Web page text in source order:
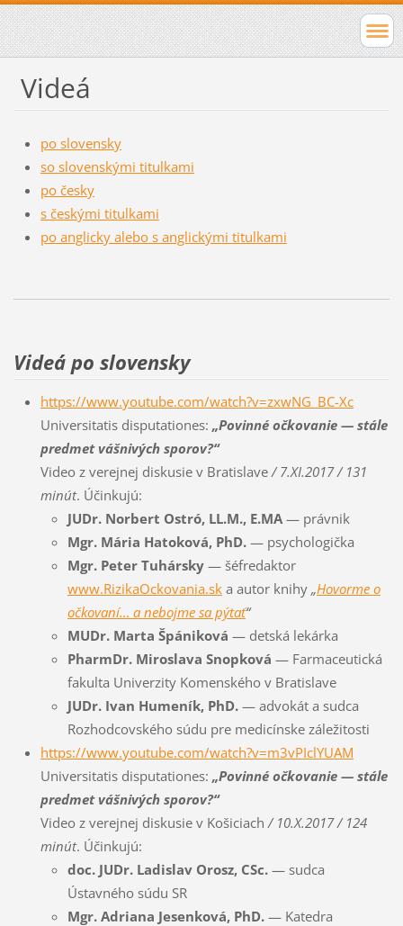
Videá
po slovensky
so slovenskými titulkami
po česky
s českými titulkami
po anglicky alebo s anglickými titulkami
Videá po slovensky
https://www.youtube.com/watch?v=zxwNG_BC-Xc
Universitatis disputationes: „Povinné očkovanie — stále
predmet vášnivých sporov?“
Video z verejnej diskusie v Bratislave / 7.XI.2017 / 131
minút. Účinkujú:
JUDr. Norbert Ostró, LL.M., E.MA— právnik
Mgr. Mária Hatoková, PhD.— psychologička
Mgr. Peter Tuhársky— šéfredaktor
www.RizikaOckovania.ska autor knihy „Hovorme o
očkovaní… a nebojme sa pýtať“
MUDr. Marta Špániková — detská lekárka
PharmDr. Miroslava Snopková — Farmaceutická
fakulta Univerzity Komenského v Bratislave
JUDr. Ivan Humeník, PhD.— advokát a sudca
Rozhodcovského súdu pre medicínske záležitosti
https://www.youtube.com/watch?v=m3vPIclYUAM
Universitatis disputationes: „Povinné očkovanie — stále
predmet vášnivých sporov?“
Video z verejnej diskusie v Košiciach / 10.X.2017 / 124
minút. Účinkujú:
doc. JUDr. Ladislav Orosz, CSc.— sudca
Ústavného súdu SR
Mgr. Adriana Jesenková, PhD.— Katedra